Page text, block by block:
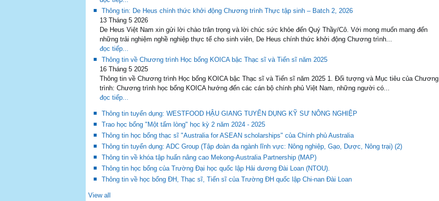
Thông tin: De Heus chính thức khởi động Chương trình Thực tập sinh – Batch 2, 2026
13 Tháng 5 2026
De Heus Việt Nam xin gửi lời chào trân trọng và lời chúc sức khỏe đến Quý Thầy/Cô. Với mong muốn mang đến
những trải nghiệm nghề nghiệp thực tế cho sinh viên, De Heus chính thức khởi động Chương trình...
đọc tiếp...
Thông tin về Chương trình Học bổng KOICA bậc Thạc sĩ và Tiến sĩ năm 2025
16 Tháng 5 2025
Thông tin về Chương trình Học bổng KOICA bậc Thạc sĩ và Tiến sĩ năm 2025 1. Đối tượng và Mục tiêu của Chương
trình: Chương trình học bổng KOICA hướng đến các cán bộ chính phủ Việt Nam, những người có...
đọc tiếp...
Thông tin tuyển dụng: WESTFOOD HẬU GIANG TUYỂN DỤNG KỸ SƯ NÔNG NGHIỆP
Trao học bổng "Một tấm lòng" học kỳ 2 năm 2024 - 2025
Thông tin học bổng thạc sĩ "Australia for ASEAN scholarships" của Chính phủ Australia
Thông tin tuyển dụng: ADC Group (Tập đoàn đa ngành lĩnh vực: Nông nghiệp, Gạo, Dược, Nông trại) (2)
Thông tin về khóa tập huấn nâng cao Mekong-Australia Partnership (MAP)
Thông tin học bổng của Trường Đại học quốc lập Hải dương Đài Loan (NTOU).
Thông tin về học bổng ĐH, Thạc sĩ, Tiến sĩ của Trường ĐH quốc lập Chi-nan Đài Loan
View all